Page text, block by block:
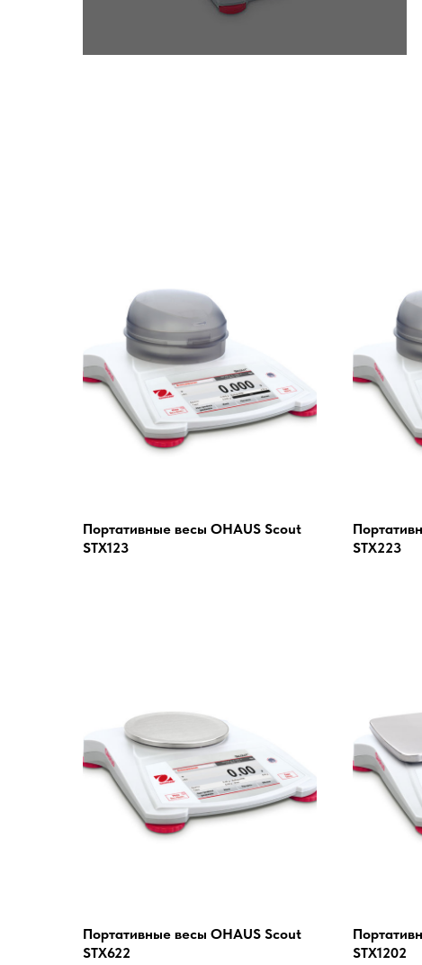
Портативные весы OHAUS Scout
STX123
STX223
Портативные весы OHAUS Scout
STX622
STX1202